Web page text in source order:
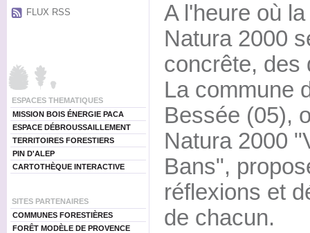
FLUX RSS
ESPACES THEMATIQUES
MISSION BOIS ÉNERGIE PACA
ESPACE DÉBROUSSAILLEMENT
TERRITOIRES FORESTIERS
PIN D'ALEP
CARTOTHÈQUE INTERACTIVE
SITES PARTENAIRES
COMMUNES FORESTIÈRES
FORÊT MODÈLE DE PROVENCE
A l'heure où
Natura 2000
concrête, des
La commune
Bessée (05),
Natura 2000
Bans",
réflexions et
de chacun.